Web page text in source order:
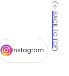
BACK TO TOP
Instagram